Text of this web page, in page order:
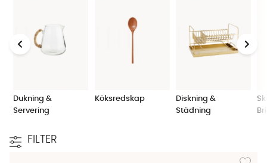
Dukning &
Servering
Köksredskap
Diskning &
Städning
FILTER
Lägg